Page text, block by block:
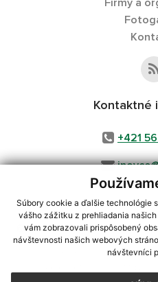
Súbory cookie a ďalšie technológie
vášho zážitku z prehliadania
vám zobrazovali prispôsobený
návštevnosti našich webových
návštevníci
Firmy a
Kontaktné
+421
využite možnosť získavania
CMS systém (redakčný) systém
webex.digital, s.r.o.